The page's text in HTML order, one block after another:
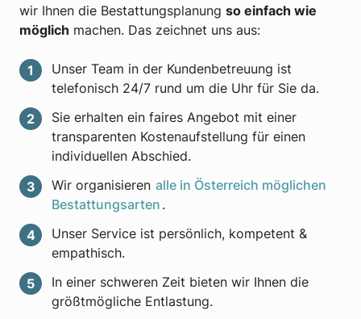
wir Ihnen die Bestattungsplanung so einfach wie
möglich machen. Das zeichnet uns aus:
Unser Team in der Kundenbetreuung ist
telefonisch 24/7 rund um die Uhr für Sie da.
Sie erhalten ein faires Angebot mit einer
transparenten Kostenaufstellung für einen
individuellen Abschied.
Wir organisieren alle in Österreich möglichen
Bestattungsarten .
Unser Service ist persönlich, kompetent &
empathisch.
In einer schweren Zeit bieten wir Ihnen die
größtmögliche Entlastung.